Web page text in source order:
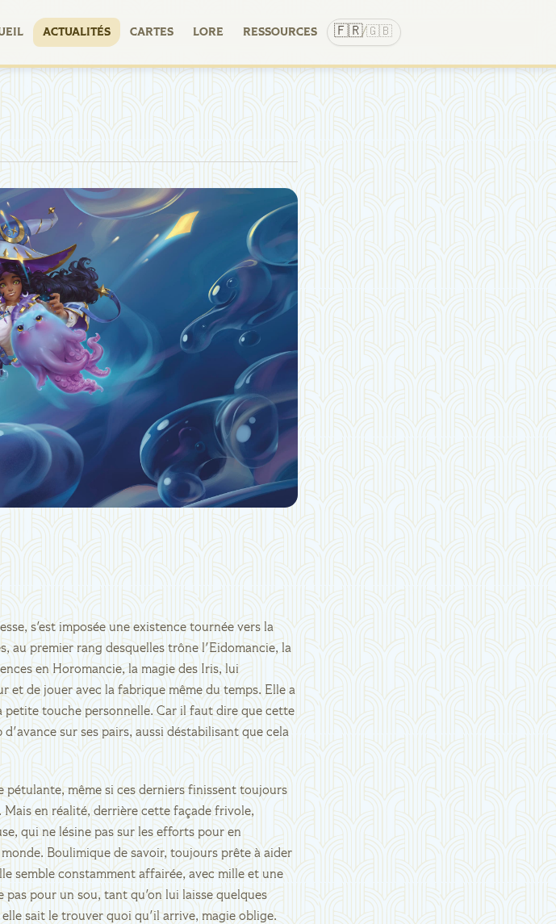
ACTUALITÉS CARTES LORE RESSOURCES 🇫🇷/🇬🇧
s'est imposée une existence tournée vers la
au premier rang desquelles trône l'Eidomancie, la
en Horomancie, la magie des Iris, lui
et de jouer avec la fabrique même du temps. Elle a
touche personnelle. Car il faut dire que cette
sur ses pairs, aussi déstabilisant que cela
même si ces derniers finissent toujours
en réalité, derrière cette façade frivole,
qui ne lésine pas sur les efforts pour en
Boulimique de savoir, toujours prête à aider
semble constamment affairée, avec mille et une
pas pour un sou, tant qu'on lui laisse quelques
sait le trouver quoi qu'il arrive, magie oblige.